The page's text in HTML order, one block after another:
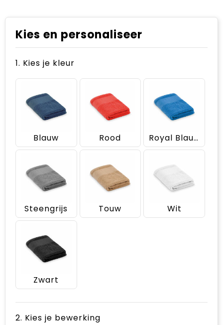
Kies en personaliseer
1. Kies je kleur
Blauw Rood Royal Blauw
Steengrijs Touw Wit
Zwart
2. Kies je bewerking